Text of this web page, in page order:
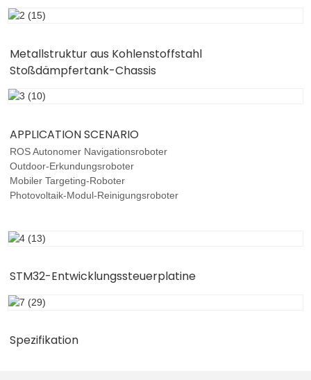
Metallstruktur aus Kohlenstoffstahl
Stoßdämpfertank-Chassis
APPLICATION SCENARIO
ROS Autonomer Navigationsroboter
Outdoor-Erkundungsroboter
Mobiler Targeting-Roboter
Photovoltaik-Modul-Reinigungsroboter
STM32-Entwicklungssteuerplatine
Spezifikation